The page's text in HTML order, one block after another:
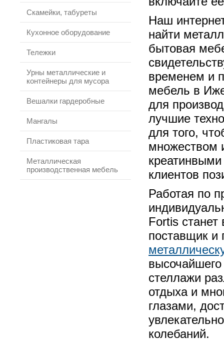
Скамейки, табуреты
Кухонное оборудование
Тележки
Урны металлические и
контейнеры для мусора
Вешалки гардеробные
Мангалы
Пластиковая тара
Металлическая
производственная мебель
Наш
найти
бытовая
временем и
мебель в
для
лучшие
для того,
множеством
клиентов
Работая по
Fortis
поставщик и
стеллажи
отдыха и
глазами,
колебаний.